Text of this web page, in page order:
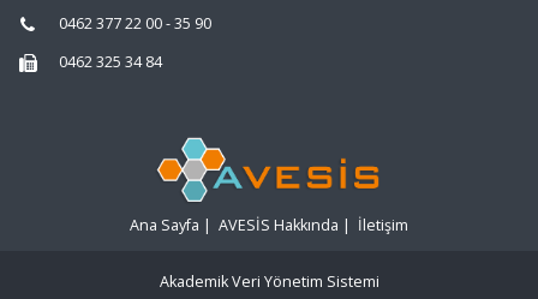
0462 377 22 00 - 35 90
0462 325 34 84
Ana Sayfa | AVESİS Hakkında | İletişim
Akademik Veri Yönetim Sistemi